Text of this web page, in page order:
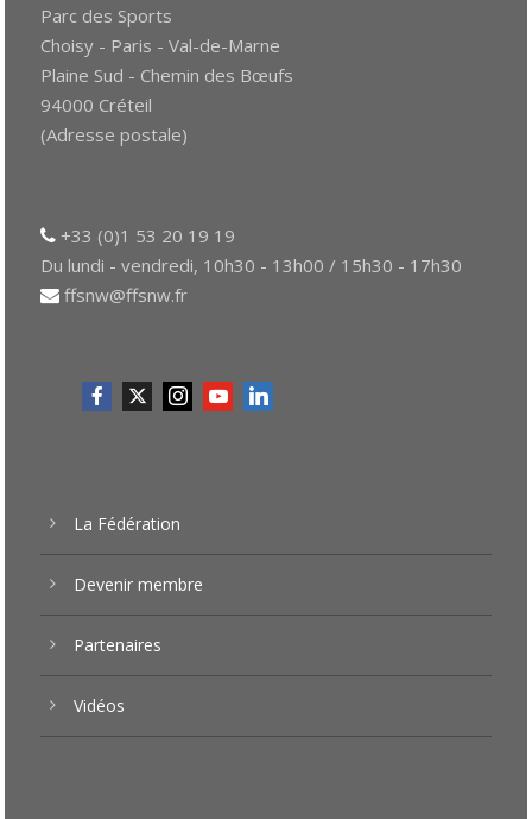
Parc des Sports
Choisy - Paris - Val-de-Marne
Plaine Sud - Chemin des Bœufs
94000 Créteil
(Adresse postale)
+33 (0)1 53 20 19 19
Du lundi - vendredi, 10h30 - 13h00 / 15h30 - 17h30
ffsnw@ffsnw.fr
La Fédération
Devenir membre
Partenaires
Vidéos